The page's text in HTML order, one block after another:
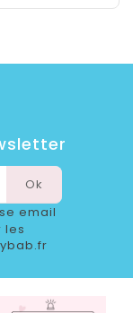
email
les